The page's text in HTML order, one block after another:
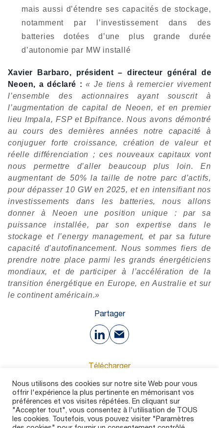
mais aussi d’étendre ses capacités de stockage,
notamment par l’investissement dans des
batteries dotées d’une plus grande durée
d’autonomie par MW installé
Xavier Barbaro, président – directeur général de
Neoen, a déclaré : « Je tiens à remercier vivement
l’ensemble des actionnaires ayant souscrit à
l’augmentation de capital de Neoen, et en premier
lieu Impala, FSP et Bpifrance. Nous avons démontré
au cours des dernières années notre capacité à
conjuguer forte croissance, création de valeur et
réelle différenciation ; ces nouveaux capitaux vont
nous permettre d’aller beaucoup plus loin. En
augmentant de 50% la taille de notre parc d’actifs,
pour dépasser 10 GW en 2025, et en intensifiant nos
investissements dans les batteries, nous allons
donner à Neoen une position unique : par sa
puissance installée, par son expertise dans le
stockage et l’energy management, et par sa future
capacité d’autofinancement. Nous sommes fiers de
prendre notre place parmi les grands énergéticiens
mondiaux, et de participer à l’accélération de la
transition énergétique en Europe, en Australie et sur
le continent américain.»
Partager
Télécharger
170 Ko
Nous utilisons des cookies sur notre site Web pour vous
offrir l'expérience la plus pertinente en mémorisant vos
préférences et vos visites répétées. En cliquant sur
"Accepter tout", vous consentez à l'utilisation de TOUS
les cookies. Toutefois, vous pouvez visiter "Paramètres